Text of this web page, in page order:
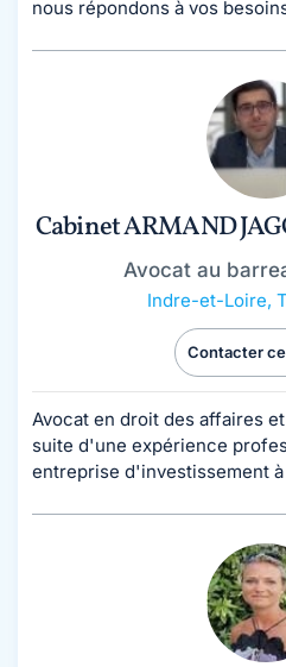
nous répondons à vos
Cabinet ARMAND
Avocat au
Indre-et-Loire,
Contacter
Avocat en droit des affaires
suite d'une expérience
entreprise d'investissement à